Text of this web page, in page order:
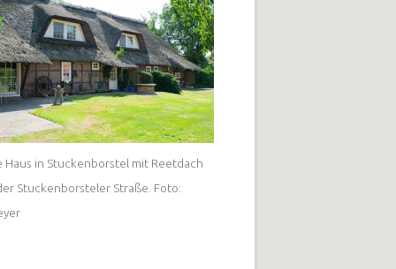
Haus in Stuckenborstel mit Reetdach
Stuckenborsteler Straße. Foto: